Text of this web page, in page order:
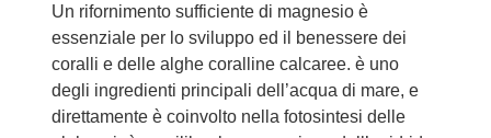
Un rifornimento sufficiente di magnesio è
essenziale per lo sviluppo ed il benessere dei
coralli e delle alghe coralline calcaree. è uno
degli ingredienti principali dell’acqua di mare, e
direttamente è coinvolto nella fotosintesi delle